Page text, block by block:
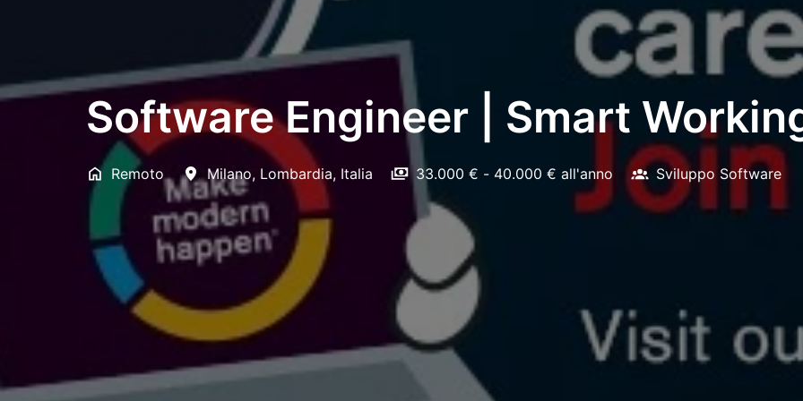
Software Engineer | Smart
Remoto Milano, Lombardia, Italia 33.000 € - 40.000 € all'anno Sviluppo Software